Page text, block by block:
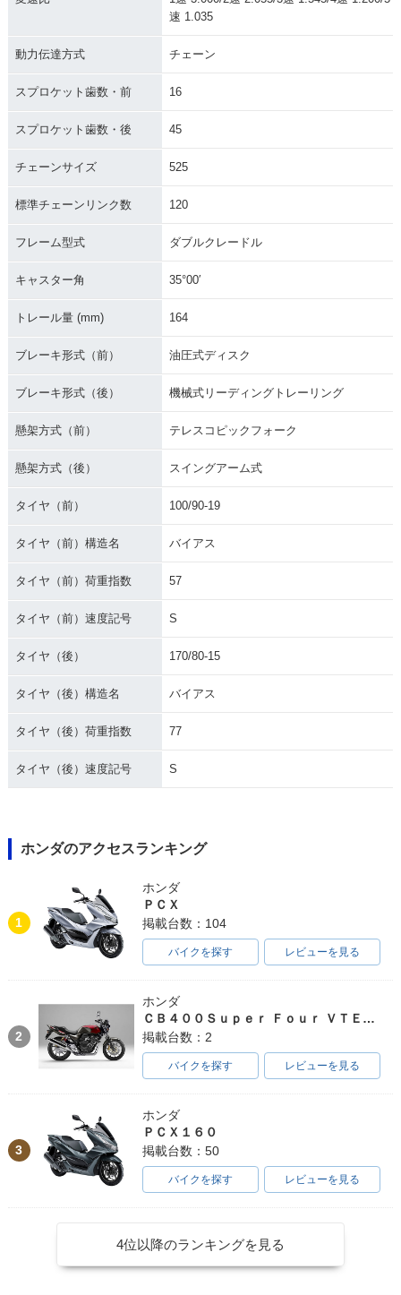
速 1.035
動力伝達方式 チェーン
スプロケット歯数・前 16
スプロケット歯数・後 45
チェーンサイズ 525
標準チェーンリンク数 120
フレーム型式 ダブルクレードル
キャスター角 35°00′
トレール量 (mm) 164
ブレーキ形式（前） 油圧式ディスク
ブレーキ形式（後） 機械式リーディングトレーリング
懸架方式（前） テレスコピックフォーク
懸架方式（後） スイングアーム式
タイヤ（前） 100/90-19
タイヤ（前）構造名 バイアス
タイヤ（前）荷重指数 57
タイヤ（前）速度記号 S
タイヤ（後） 170/80-15
タイヤ（後）構造名 バイアス
タイヤ（後）荷重指数 77
タイヤ（後）速度記号 S
ホンダのアクセスランキング
1
ホンダ
ＰＣＸ
掲載台数：104
バイクを探す レビューを見る
2
ホンダ
ＣＢ４００Ｓｕｐｅｒ Ｆｏｕｒ ＶＴＥＣ ＳＰＥＣ３
掲載台数：2
バイクを探す レビューを見る
3
ホンダ
ＰＣＸ１６０
掲載台数：50
バイクを探す レビューを見る
4位以降のランキングを見る